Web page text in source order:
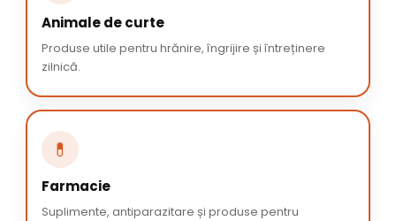
Animale de curte
Produse utile pentru hrănire, îngrijire și întreținere
zilnică.
💊
Farmacie
Suplimente, antiparazitare și produse pentru